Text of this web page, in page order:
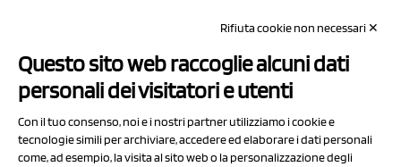
Capitale sociale Euro 50.000,00 i.v.
Contatti
Privacy Policy
Cookie Policy
Rifiuta cookie non necessari ✕
Questo sito web raccoglie alcuni dati
personali dei visitatori e utenti
Con il tuo consenso, noi e i nostri partner utilizziamo i cookie e
tecnologie simili per archiviare, accedere ed elaborare i dati personali
come, ad esempio, la visita al sito web o la personalizzazione degli